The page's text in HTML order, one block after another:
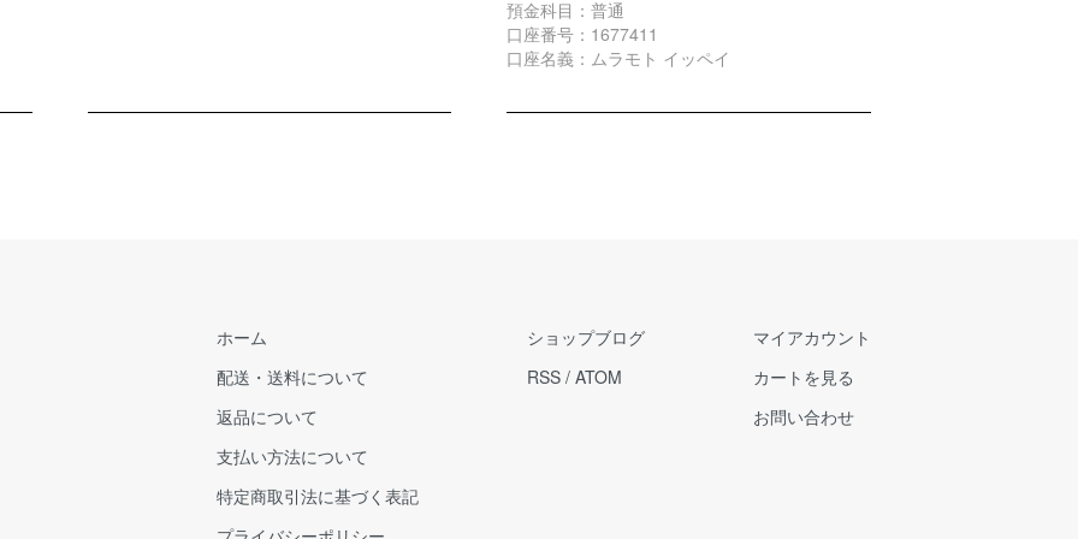
預金科目：普通
口座番号：1677411
口座名義：ムラモト イッペイ
ホーム
配送・送料について
返品について
支払い方法について
特定商取引法に基づく表記
ショップブログ
RSS / ATOM
マイアカウント
カートを見る
お問い合わせ